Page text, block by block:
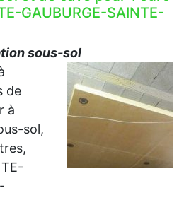
GAUBURGE-SAINTE-
sous-sol
de
à
sol,